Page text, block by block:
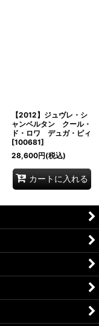
【2012】ジュヴレ・シ
ャンベルタン クール・
ド・ロワ デュガ・ピィ
[100681]
28,600円(税込)
カートに入れる